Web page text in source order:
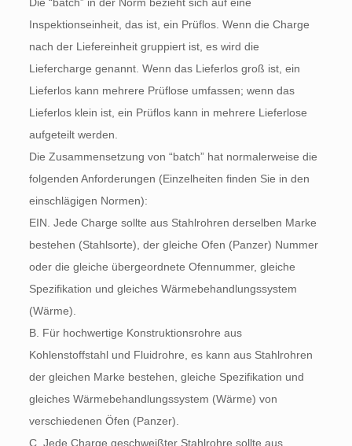
Inspektionseinheit, das ist, ein Prüflos. Wenn die Charge
nach der Liefereinheit gruppiert ist, es wird die
Liefercharge genannt. Wenn das Lieferlos groß ist, ein
Lieferlos kann mehrere Prüflose umfassen; wenn das
Lieferlos klein ist, ein Prüflos kann in mehrere Lieferlose
aufgeteilt werden.
Die Zusammensetzung von “batch” hat normalerweise die
folgenden Anforderungen (Einzelheiten finden Sie in den
einschlägigen Normen):
EIN. Jede Charge sollte aus Stahlrohren derselben Marke
bestehen (Stahlsorte), der gleiche Ofen (Panzer) Nummer
oder die gleiche übergeordnete Ofennummer, gleiche
Spezifikation und gleiches Wärmebehandlungssystem
(Wärme).
B. Für hochwertige Konstruktionsrohre aus
Kohlenstoffstahl und Fluidrohre, es kann aus Stahlrohren
der gleichen Marke bestehen, gleiche Spezifikation und
gleiches Wärmebehandlungssystem (Wärme) von
verschiedenen Öfen (Panzer).
C, Jede Charge geschweißter Stahlrohre sollte aus